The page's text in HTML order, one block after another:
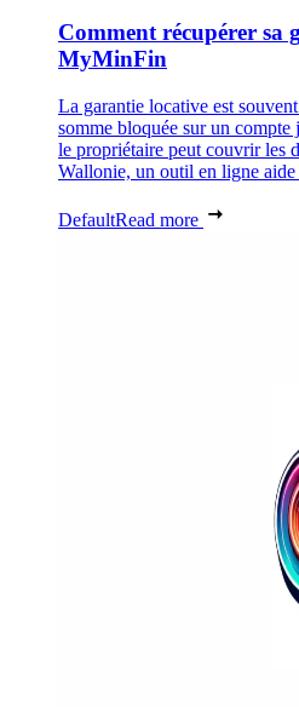
Comment récupérer sa
MyMinFin
La garantie locative est
somme bloquée sur un compte
le propriétaire peut couvrir les
Wallonie, un outil en ligne aide
DefaultRead more